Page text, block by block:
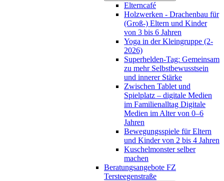
Elterncafé
Holzwerken - Drachenbau für
(Groß-) Eltern und Kinder
von 3 bis 6 Jahren
Yoga in der Kleingruppe (2-
2026)
Superhelden-Tag: Gemeinsam
zu mehr Selbstbewusstsein
und innerer Stärke
Zwischen Tablet und
Spielplatz – digitale Medien
im Familienalltag Digitale
Medien im Alter von 0–6
Jahren
Bewegungsspiele für Eltern
und Kinder von 2 bis 4 Jahren
Kuschelmonster selber
machen
Beratungsangebote FZ
Tersteegenstraße